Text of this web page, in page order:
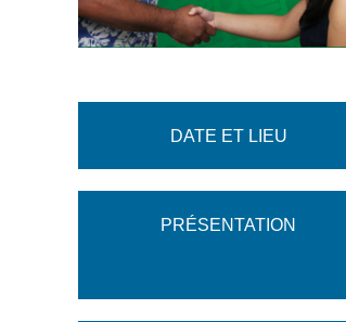
DATE ET LIEU
PRÉSENTATION